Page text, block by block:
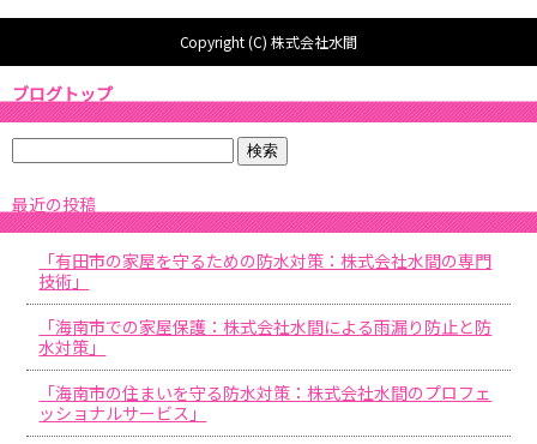
Copyright (C) 株式会社水間
ブログトップ
最近の投稿
「有田市の家屋を守るための防水対策：株式会社水間の専門
技術」
「海南市での家屋保護：株式会社水間による雨漏り防止と防
水対策」
「海南市の住まいを守る防水対策：株式会社水間のプロフェ
ッショナルサービス」